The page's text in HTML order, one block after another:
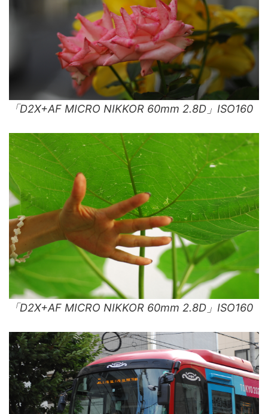
「D2X+AF MICRO NIKKOR 60mm 2.8D」ISO160
「D2X+AF MICRO NIKKOR 60mm 2.8D」ISO160